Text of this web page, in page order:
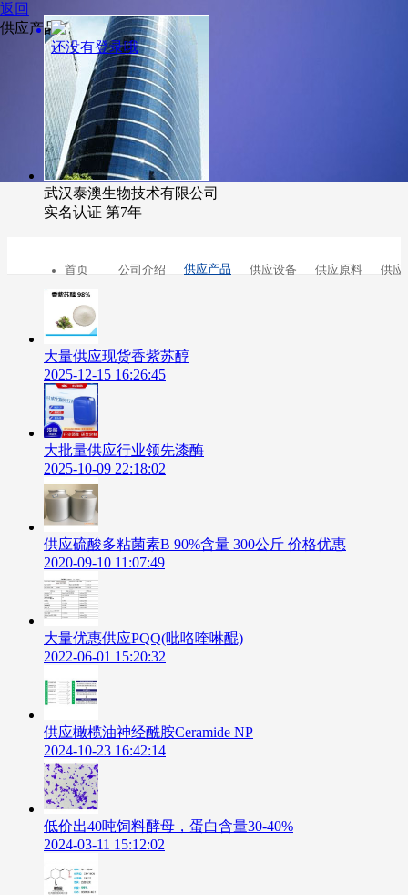
返回
供应产品
武汉泰澳生物技术有限公司
实名认证 第7年
首页 公司介绍 供应产品 供应设备 供应原料 供应
大量供应现货香紫苏醇
2025-12-15 16:26:45
大批量供应行业领先漆酶
2025-10-09 22:18:02
供应硫酸多粘菌素B 90%含量 300公斤 价格优惠
2020-09-10 11:07:49
大量优惠供应PQQ(吡咯喹啉醌)
2022-06-01 15:20:32
供应橄榄油神经酰胺Ceramide NP
2024-10-23 16:42:14
低价出40吨饲料酵母，蛋白含量30-40%
2024-03-11 15:12:02
还没有登录哦